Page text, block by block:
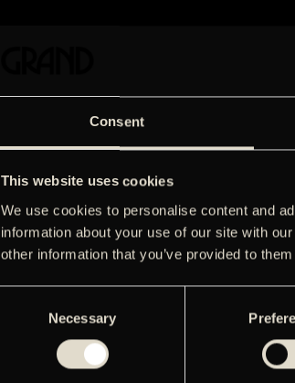
Consent
This website uses cookies
We use cookies to personalise content and
information about your use of our site with
other information that you’ve provided to
Necessary